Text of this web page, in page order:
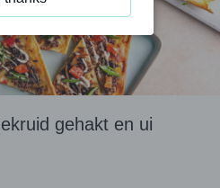
gehakt en ui